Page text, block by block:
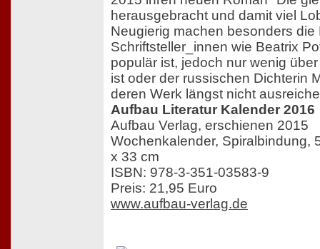
herausgebracht und damit viel
Neugierig machen besonders die
Schriftsteller_innen wie Beatrix
populär ist, jedoch nur wenig
ist oder der russischen Dichterin
deren Werk längst nicht
Aufbau Literatur Kalender 2016
Aufbau Verlag, erschienen 2015
Wochenkalender, Spiralbindung,
x 33 cm
ISBN: 978-3-351-03583-9
Preis: 21,95 Euro
www.aufbau-verlag.de